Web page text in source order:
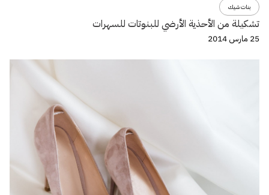
بنات شيك
تشكيلة من الأحذية الأرضي للبنوتات للسهرات
25 مارس 2014